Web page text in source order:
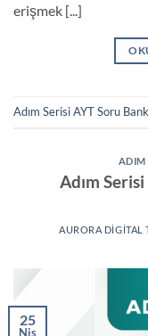
erişmek [...]
Adım Serisi AYT Soru
ADIM
Adım
AURORA DIGITAL
25
Nis